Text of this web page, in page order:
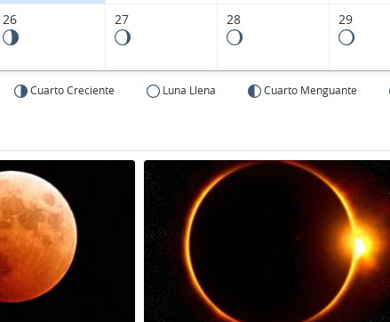
26 27 28 29
Cuarto Creciente Luna Llena Cuarto Menguante